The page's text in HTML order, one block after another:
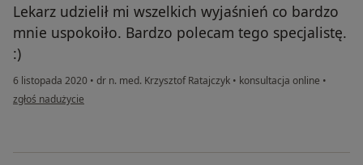
Lekarz udzielił mi wszelkich wyjaśnień co bardzo
mnie uspokoiło. Bardzo polecam tego specjalistę.
:)
6 listopada 2020 • dr n. med. Krzysztof Ratajczyk • konsultacja online •
w opinii użytkownika Jakub
zgłoś nadużycie